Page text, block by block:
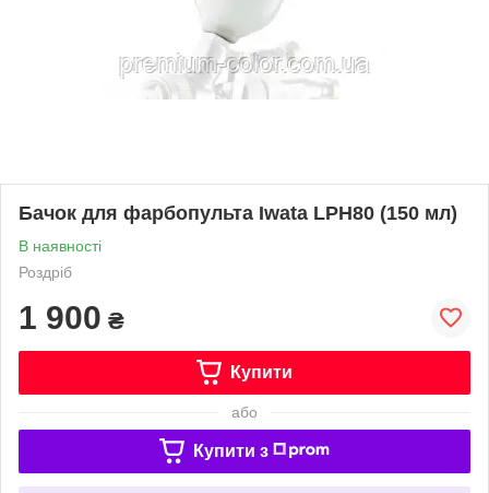
Бачок для фарбопульта Iwata LPH80 (150 мл)
В наявності
Роздріб
1 900 ₴
Купити
або
Купити з